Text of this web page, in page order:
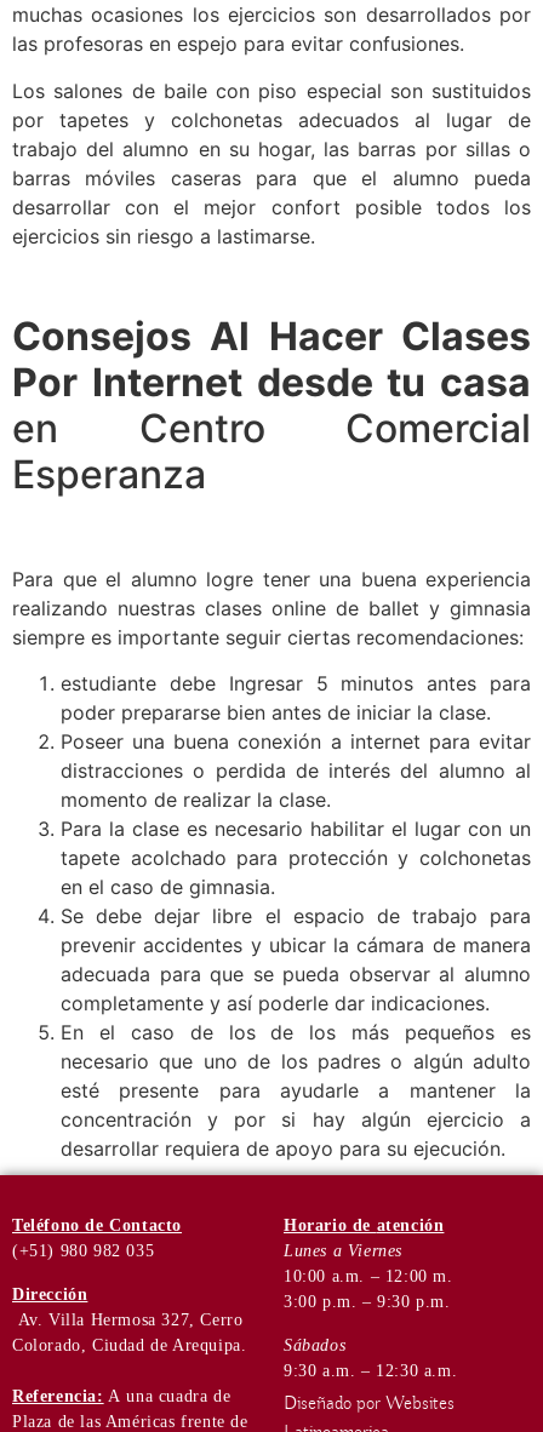
muchas ocasiones los ejercicios son desarrollados por
las profesoras en espejo para evitar confusiones.
Los salones de baile con piso especial son sustituidos
por tapetes y colchonetas adecuados al lugar de
trabajo del alumno en su hogar, las barras por sillas o
barras móviles caseras para que el alumno pueda
desarrollar con el mejor confort posible todos los
ejercicios sin riesgo a lastimarse.
Consejos Al Hacer Clases
Por Internet desde tu casa
en Centro Comercial
Esperanza
Para que el alumno logre tener una buena experiencia
realizando nuestras clases online de ballet y gimnasia
siempre es importante seguir ciertas recomendaciones:
estudiante debe Ingresar 5 minutos antes para
poder prepararse bien antes de iniciar la clase.
Poseer una buena conexión a internet para evitar
distracciones o perdida de interés del alumno al
momento de realizar la clase.
Para la clase es necesario habilitar el lugar con un
tapete acolchado para protección y colchonetas
en el caso de gimnasia.
Se debe dejar libre el espacio de trabajo para
prevenir accidentes y ubicar la cámara de manera
adecuada para que se pueda observar al alumno
completamente y así poderle dar indicaciones.
En el caso de los de los más pequeños es
necesario que uno de los padres o algún adulto
esté presente para ayudarle a mantener la
concentración y por si hay algún ejercicio a
desarrollar requiera de apoyo para su ejecución.
Teléfono de Contacto
(+51) 980 982 035
Dirección
Av. Villa Hermosa 327, Cerro
Colorado, Ciudad de Arequipa.
Referencia: A una cuadra de
Plaza de las Américas frente de
Horario de atención
Lunes a Viernes
10:00 a.m. – 12:00 m.
3:00 p.m. – 9:30 p.m.
Sábados
9:30 a.m. – 12:30 a.m.
Diseñado por Websites